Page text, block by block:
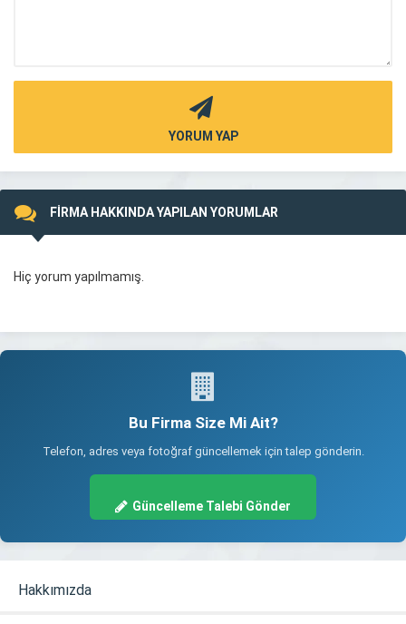
YORUM YAP
FİRMA HAKKINDA YAPILAN YORUMLAR
Hiç yorum yapılmamış.
Bu Firma Size Mi Ait?
Telefon, adres veya fotoğraf güncellemek için talep gönderin.
Güncelleme Talebi Gönder
Hakkımızda